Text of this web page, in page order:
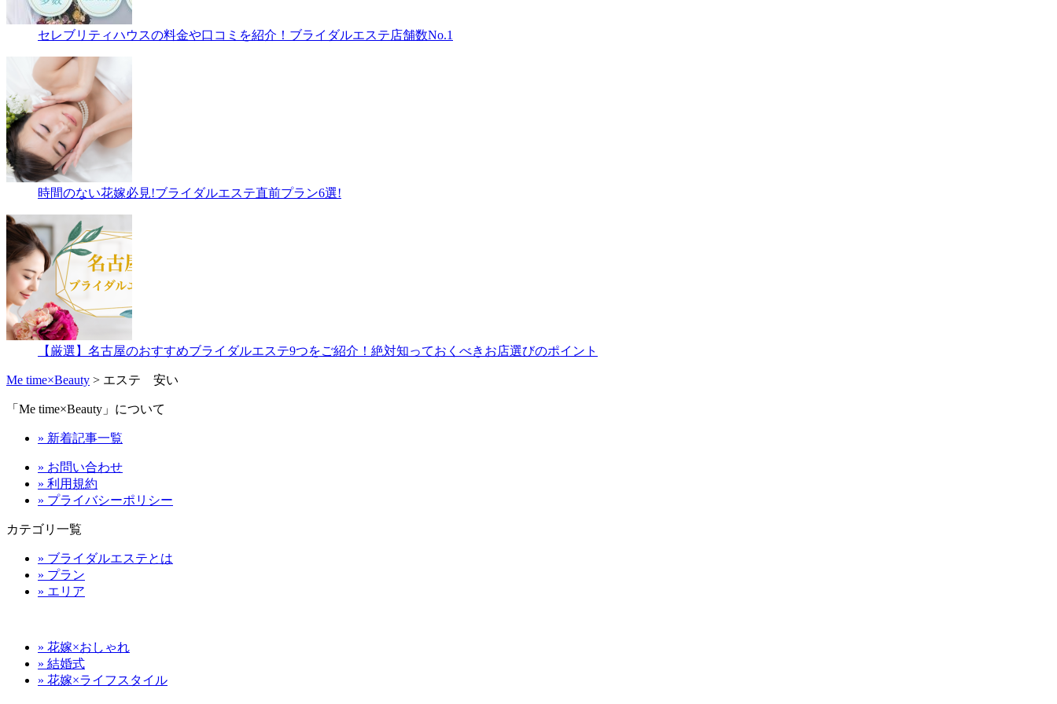
セレブリティハウスの料金や口コミを紹介！ブライダルエステ店舗数No.1
時間のない花嫁必見!ブライダルエステ直前プラン6選!
【厳選】名古屋のおすすめブライダルエステ9つをご紹介！絶対知っておくべきお店選びのポイント
Me time×Beauty > エステ 安い
「Me time×Beauty」について
» 新着記事一覧
» お問い合わせ
» 利用規約
» プライバシーポリシー
カテゴリ一覧
» ブライダルエステとは
» プラン
» エリア
» 花嫁×おしゃれ
» 結婚式
» 花嫁×ライフスタイル